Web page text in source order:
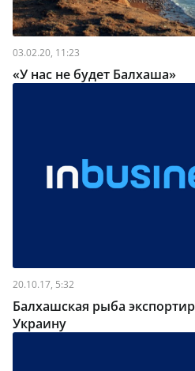
03.02.20, 11:23
«У нас не будет Балхаша»
20.10.17, 5:32
Балхашская рыба
Украину